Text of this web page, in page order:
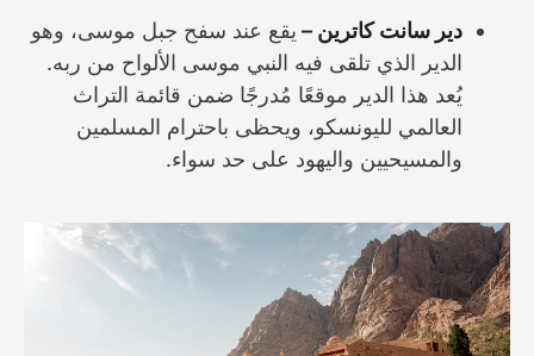
دير سانت كاترين – يقع عند سفح جبل موسى، وهو
الدير الذي تلقى فيه النبي موسى الألواح من ربه.
يُعد هذا الدير موقعًا مُدرجًا ضمن قائمة التراث
العالمي لليونسكو، ويحظى باحترام المسلمين
والمسيحيين واليهود على حد سواء.